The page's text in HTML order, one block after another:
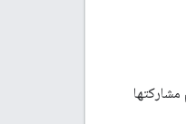
مشاركتها